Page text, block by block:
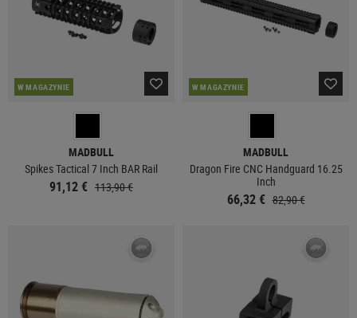
W MAGAZYNIE
MADBULL
Spikes Tactical 7 Inch BAR Rail
91,12 € 113,90 €
W MAGAZYNIE
MADBULL
Dragon Fire CNC Handguard 16.25
Inch
66,32 € 82,90 €